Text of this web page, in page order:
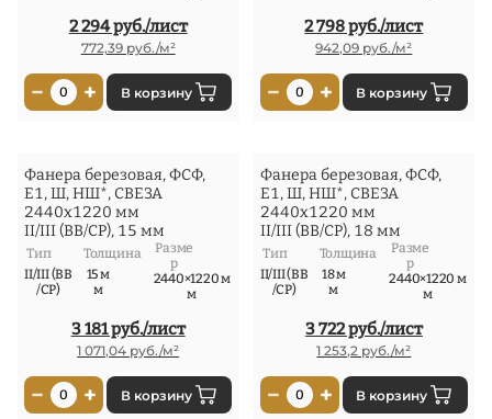
2 294 руб./лист
772,39 руб./м²
− 0 + В корзину
2 798 руб./лист
942,09 руб./м²
− 0 + В корзину
Фанера березовая, ФСФ,
Е1, Ш, НШ*, СВЕЗА
2440x1220 мм
II/III (ВВ/СР), 15 мм
Тип
II/III (ВВ
/СР)
Толщина
15 м
м
Разме
р
2440×1220 м
м
3 181 руб./лист
1 071,04 руб./м²
− 0 + В корзину
Фанера березовая, ФСФ,
Е1, Ш, НШ*, СВЕЗА
2440x1220 мм
II/III (ВВ/СР), 18 мм
Тип
II/III (ВВ
/СР)
Толщина
18 м
м
Разме
р
2440×1220 м
м
3 722 руб./лист
1 253,2 руб./м²
− 0 + В корзину